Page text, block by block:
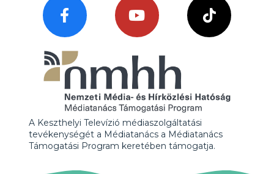
A Keszthelyi Televízió médiaszolgáltatási
tevékenységét a Médiatanács a Médiatanács
Támogatási Program keretében támogatja.